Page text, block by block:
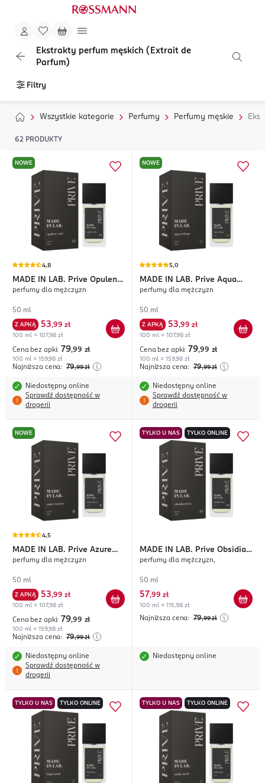
Ekstrakty perfum męskich (Extrait de
Parfum)
Filtry
Wszystkie kategorie Perfumy Perfumy męskie
62 PRODUKTY
NOWE
4,8
MADE IN LAB. Prive Opulent
Code
perfumy dla mężczyzn
50 ml
Z APKĄ 53,99 zł
100 ml = 107,98 zł
Cena bez apki: 79,99 zł
100 ml = 159,98 zł
Najniższa cena: 79,99 zł
Niedostępny online
Sprawdź dostępność w
drogerii
NOWE
5,0
MADE IN LAB. Prive Aqua
Mirage
perfumy dla mężczyzn
50 ml
Z APKĄ 53,99 zł
100 ml = 107,98 zł
Cena bez apki: 79,99 zł
100 ml = 159,98 zł
Najniższa cena: 79,99 zł
Niedostępny online
Sprawdź dostępność w
drogerii
NOWE
4,5
MADE IN LAB. Prive Azure
Instinct
perfumy dla mężczyzn
50 ml
Z APKĄ 53,99 zł
100 ml = 107,98 zł
Cena bez apki: 79,99 zł
100 ml = 159,98 zł
Najniższa cena: 79,99 zł
Niedostępny online
Sprawdź dostępność w
drogerii
TYLKO U NAS TYLKO ONLINE
MADE IN LAB. Prive Obsidian
Heat
perfumy dla mężczyzn,
50 ml
57,99 zł
100 ml = 115,98 zł
Najniższa cena: 79,99 zł
Niedostępny online
TYLKO U NAS TYLKO ONLINE TYLKO U NAS TYLKO ONLINE